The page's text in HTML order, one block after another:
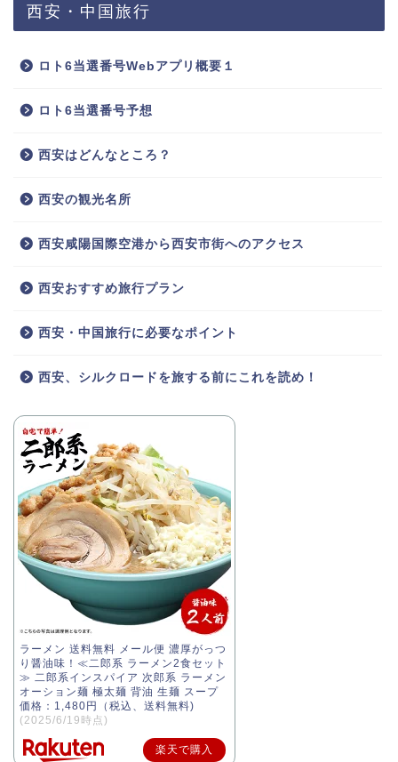
西安・中国旅行
ロト6当選番号Webアプリ概要１
ロト6当選番号予想
西安はどんなところ？
西安の観光名所
西安咸陽国際空港から西安市街へのアクセス
西安おすすめ旅行プラン
西安・中国旅行に必要なポイント
西安、シルクロードを旅する前にこれを読め！
ラーメン 送料無料 メール便 濃厚がっつ
り醤油味！≪二郎系 ラーメン2食セット
≫ 二郎系インスパイア 次郎系 ラーメン
オーション麺 極太麺 背油 生麺 スープ
価格：1,480円（税込、送料無料)
(2025/6/19時点)
楽天で購入